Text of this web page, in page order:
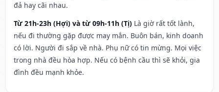
đả hay cãi nhau.
Từ 21h-23h (Hợi) và từ 09h-11h (Tị) Là giờ rất tốt lành,
nếu đi thường gặp được may mắn. Buôn bán, kinh doanh
có lời. Người đi sắp về nhà. Phụ nữ có tin mừng. Mọi việc
trong nhà đều hòa hợp. Nếu có bệnh cầu thì sẽ khỏi, gia
đình đều mạnh khỏe.